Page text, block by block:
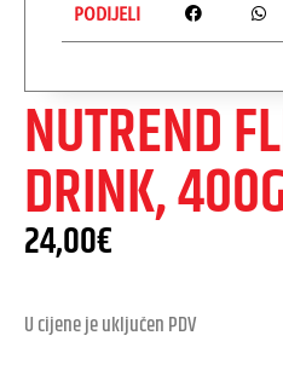
NUTREND
DRINK,
24,00€
U cijene je uključen PDV
PODIJELI